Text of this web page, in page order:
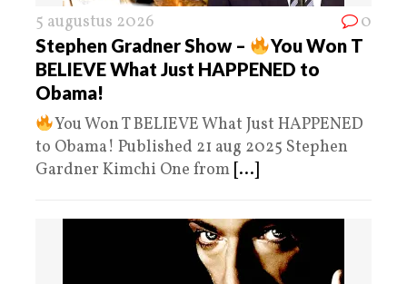
5 augustus 2026 0
Stephen Gradner Show –
You Won T
BELIEVE What Just HAPPENED to
Obama!
You Won T BELIEVE What Just HAPPENED
to Obama! Published 21 aug 2025 Stephen
Gardner Kimchi One from [...]